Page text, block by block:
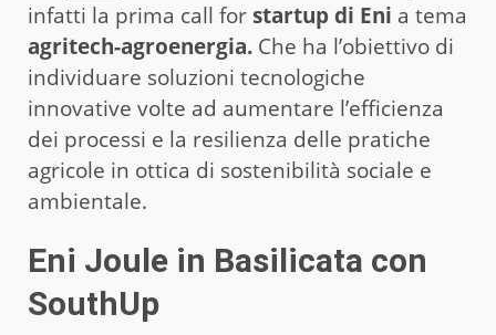
infatti la prima call for startup di Eni a tema
agritech-agroenergia. Che ha l’obiettivo di
individuare soluzioni tecnologiche
innovative volte ad aumentare l’efficienza
dei processi e la resilienza delle pratiche
agricole in ottica di sostenibilità sociale e
ambientale.
Eni Joule in Basilicata con
SouthUp